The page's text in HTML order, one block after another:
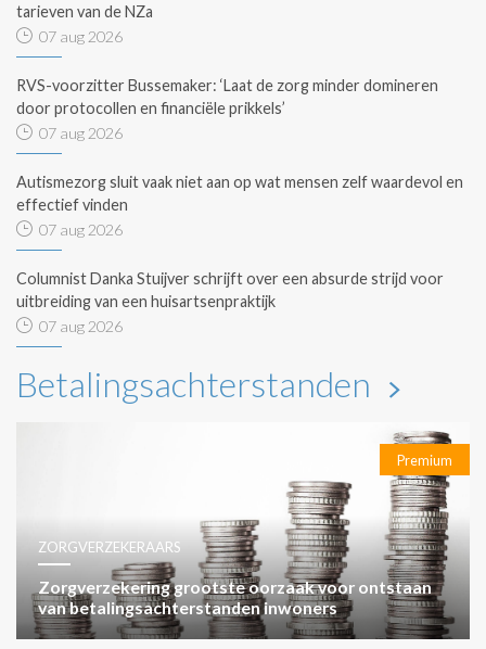
tarieven van de NZa
07 aug 2026
RVS-voorzitter Bussemaker: ‘Laat de zorg minder domineren
door protocollen en financiële prikkels’
07 aug 2026
Autismezorg sluit vaak niet aan op wat mensen zelf waardevol en
effectief vinden
07 aug 2026
Columnist Danka Stuijver schrijft over een absurde strijd voor
uitbreiding van een huisartsenpraktijk
07 aug 2026
Betalingsachterstanden
Premium
ZORGVERZEKERAARS
Zorgverzekering grootste oorzaak voor ontstaan
van betalingsachterstanden inwoners